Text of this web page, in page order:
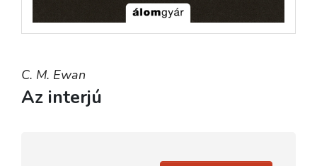
C. M. Ewan
Az interjú